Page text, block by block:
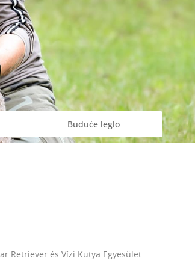
Buduće leglo
Retriever és Vízi Kutya Egyesület